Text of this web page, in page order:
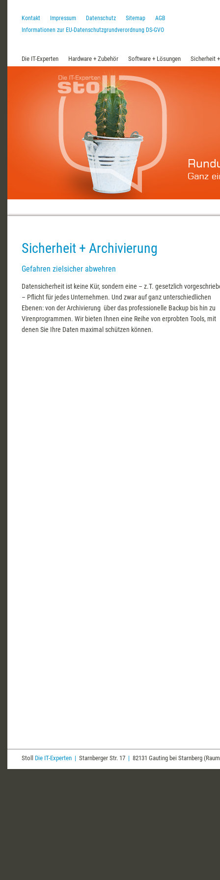
Kontakt Impressum Datenschutz Sitemap
AGB
Informationen zur EU-Datenschutzgrundverordnung DS-GVO
Die IT-Experten Hardware + Zubehör Software + Lösungen Sicherheit
Sicherheit + Archivierung
Gefahren zielsicher abwehren
Datensicherheit ist keine Kür, sondern eine – z.T. gesetzlich
– Pflicht für jedes Unternehmen. Und zwar auf ganz unterschiedlichen
Ebenen: von der Archivierung über das professionelle Backup bis hin zu
Virenprogrammen. Wir bieten Ihnen eine Reihe von erprobten Tools, mit
denen Sie Ihre Daten maximal schützen können.
Stoll Die IT-Experten | Starnberger Str. 17 | 82131 Gauting bei Starnberg